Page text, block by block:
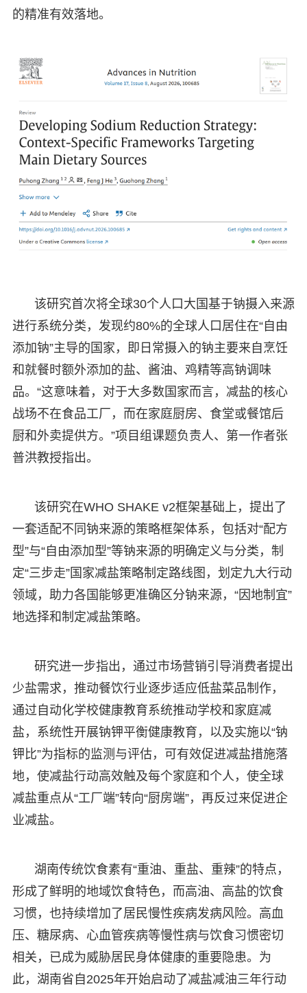
的精准有效落地。
该研究首次将全球30个人口大国基于钠摄入来源
进行系统分类，发现约80%的全球人口居住在“自由
添加钠”主导的国家，即日常摄入的钠主要来自烹饪
和就餐时额外添加的盐、酱油、鸡精等高钠调味
品。“这意味着，对于大多数国家而言，减盐的核心
战场不在食品工厂，而在家庭厨房、食堂或餐馆后
厨和外卖提供方。”项目组课题负责人、第一作者张
普洪教授指出。
该研究在WHO SHAKE v2框架基础上，提出了
一套适配不同钠来源的策略框架体系，包括对“配方
型”与“自由添加型”等钠来源的明确定义与分类，制
定“三步走”国家减盐策略制定路线图，划定九大行动
领域，助力各国能够更准确区分钠来源，“因地制宜”
地选择和制定减盐策略。
研究进一步指出，通过市场营销引导消费者提出
少盐需求，推动餐饮行业逐步适应低盐菜品制作，
通过自动化学校健康教育系统推动学校和家庭减
盐，系统性开展钠钾平衡健康教育，以及实施以“钠
钾比”为指标的监测与评估，可有效促进减盐措施落
地，使减盐行动高效触及每个家庭和个人，使全球
减盐重点从“工厂端”转向“厨房端”，再反过来促进企
业减盐。
湖南传统饮食素有“重油、重盐、重辣”的特点，
形成了鲜明的地域饮食特色，而高油、高盐的饮食
习惯，也持续增加了居民慢性疾病发病风险。高血
压、糖尿病、心血管疾病等慢性病与饮食习惯密切
相关，已成为威胁居民身体健康的重要隐患。为
此，湖南省自2025年开始启动了减盐减油三年行动